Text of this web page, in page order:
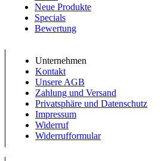
Neue Produkte
Specials
Bewertung
Unternehmen
Kontakt
Unsere AGB
Zahlung und Versand
Privatsphäre und Datenschutz
Impressum
Widerruf
Widerrufformular